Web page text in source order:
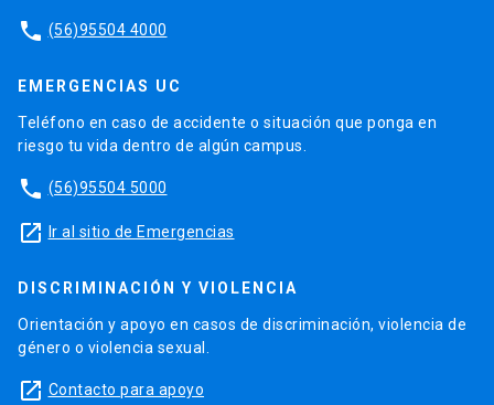
phone (56)95504 4000
EMERGENCIAS UC
Teléfono en caso de accidente o situación que ponga en
riesgo tu vida dentro de algún campus.
phone (56)95504 5000
launch Ir al sitio de Emergencias
DISCRIMINACIÓN Y VIOLENCIA
Orientación y apoyo en casos de discriminación, violencia de
género o violencia sexual.
launch Contacto para apoyo